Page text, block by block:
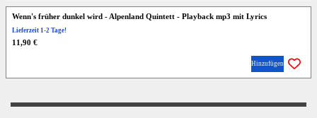
Wenn's früher dunkel wird - Alpenland Quintett - Playback mp3 mit Lyrics
Lieferzeit 1-2 Tage!
11,90 €
Hinzufügen